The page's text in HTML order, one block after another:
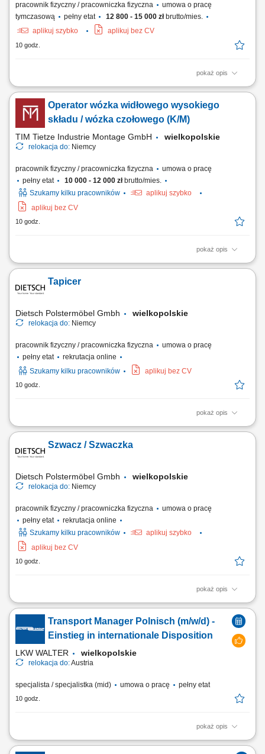
pracownik fizyczny / pracowniczka fizyczna
umowa o pracę
tymczasową
pełny etat 12 800 - 15 000 złbrutto/mies.
aplikuj szybko
aplikuj bez CV
10 godz.
pokaż opis
Opis stanowiska: Łączenie elementów ze stali konstrukcyjnej metodą
MAG 135 (z wykorzystaniem drutu litego w osłonie gazów aktywnych).
Realizowanie procesów spawalniczych w ścisłej zgodności z
dostarczoną dokumentacją wykonawczą i rysunkiem technicznym.
Kontrolowanie parametrów...
Operator wózka widłowego wysokiego
składu / wózka czołowego (K/M)
TIM Tietze Industrie Montage GmbH wielkopolskie
relokacja do: Niemcy
pracownik fizyczny / pracowniczka fizyczna
umowa o pracę
pełny etat
10 000 - 12 000 złbrutto/mies.
Szukamy kilku pracowników
aplikuj szybko
aplikuj bez CV
10 godz.
pokaż opis
Zadania: obsługa wózków widłowych wysokiego składu; obsługa
wagonów kolejowych; załadunek i rozładunek towarów; przestrzeganie
zasad bezpieczeństwa oraz obowiązujących procedur;
Tapicer
Dietsch Polstermöbel Gmbh wielkopolskie
relokacja do: Niemcy
pracownik fizyczny / pracowniczka fizyczna
umowa o pracę
pełny etat
rekrutacja online
Szukamy kilku pracowników
aplikuj bez CV
10 godz.
pokaż opis
Twoje zadania Produkcja naszych mebli tapicerowanych (głównie
elementów funkcjonalnych do wstępnie tapicerowanych mebli. Obicie
stelaży i elementów formowanych wysokiej jakości tkaninami i skórami.
Szwacz / Szwaczka
Dietsch Polstermöbel Gmbh wielkopolskie
relokacja do: Niemcy
pracownik fizyczny / pracowniczka fizyczna
umowa o pracę
pełny etat
rekrutacja online
Szukamy kilku pracowników
aplikuj szybko
aplikuj bez CV
10 godz.
pokaż opis
Twoje zadania Produkcja i przygotowanie pokrowców tapicerskich z
elementami dekoracyjnymi Szycie tkanin i skór zgodnie ze specyfikacją
Wsparcie w projektowaniu i realizacji indywidualnych życzeń klientów;
Kontrola jakości gotowych produktów Pielęgnacja i konserwacja
maszyn i narzędzi do szycia;
Transport Manager Polnisch (m/w/d) -
Einstieg in internationale Disposition
LKW WALTER wielkopolskie
relokacja do:Austria
specjalista / specjalistka (mid) umowa o pracę pełny etat
10 godz.
pokaż opis
Stellenbeschreibung Deine Aufgaben Transportabwicklung: Nach der
übergeordneten Transportplanung übernimmst du die tägliche